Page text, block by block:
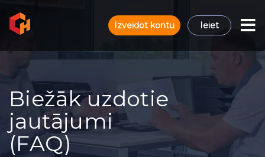
Izveidot kontu Ieiet
Biežāk uzdotie
jautājumi
(FAQ)